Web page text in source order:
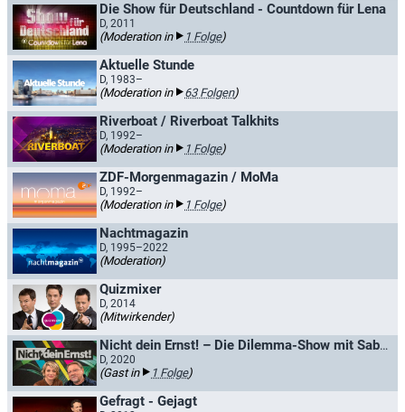
Die Show für Deutschland - Countdown für Lena
D, 2011
(Moderation in 1 Folge)
Aktuelle Stunde
D, 1983–
(Moderation in 63 Folgen)
Riverboat / Riverboat Talkhits
D, 1992–
(Moderation in 1 Folge)
ZDF-Morgenmagazin / MoMa
D, 1992–
(Moderation in 1 Folge)
Nachtmagazin
D, 1995–2022
(Moderation)
Quizmixer
D, 2014
(Mitwirkender)
Nicht dein Ernst! – Die Dilemma-Show mit Sabine Heinrich und Jürgen von der Lippe
D, 2020
(Gast in 1 Folge)
Gefragt - Gejagt